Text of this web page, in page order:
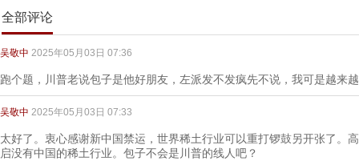
全部评论
吴敬中 2025年05月03日 07:36
跑个题，川普老说包子是他好朋友，左派发不发疯先不说，我可是越来
吴敬中 2025年05月03日 07:33
太好了。衷心感谢新中国禁运，世界稀土行业可以重打锣鼓另开张了。
启没有中国的稀土行业。包子不会是川普的线人吧？